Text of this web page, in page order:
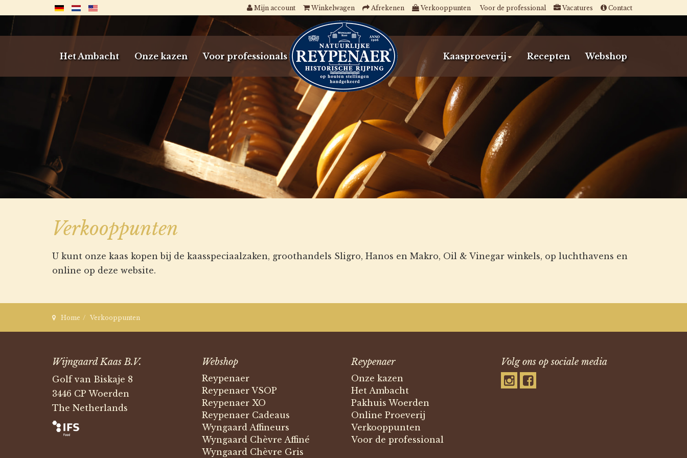
Mijn account Winkelwagen Afrekenen Verkooppunten Voor de professional Vacatures Contact
Het Ambacht Onze kazen Voor professionals Webshop
Recepten
Kaasproeverij
Verkooppunten
U kunt onze kaas kopen bij de kaasspeciaalzaken, groothandels Sligro, Hanos en Makro, Oil & Vinegar winkels, op luchthavens en
online op deze website.
Home Verkooppunten
Wijngaard Kaas B.V.
Golf van Biskaje 8
3446 CP Woerden
The Netherlands
Webshop
Reypenaer
Reypenaer VSOP
Reypenaer XO
Reypenaer Cadeaus
Wyngaard Affineurs
Wyngaard Chèvre Affiné
Wyngaard Chèvre Gris
Reypenaer
Onze kazen
Het Ambacht
Pakhuis Woerden
Online Proeverij
Verkooppunten
Voor de professional
Volg ons op sociale media